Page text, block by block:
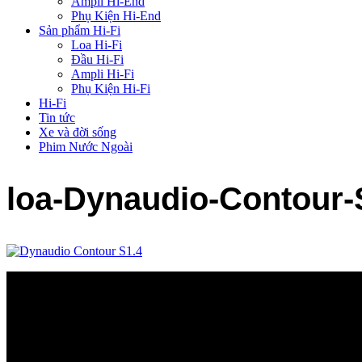
Phụ Kiện Hi-End
Sản phẩm Hi-Fi
Loa Hi-Fi
Đầu Hi-Fi
Ampli Hi-Fi
Phụ Kiện Hi-Fi
Hi-Fi
Tin tức
Xe và đời sống
Phim Nước Ngoài
loa-Dynaudio-Contour-